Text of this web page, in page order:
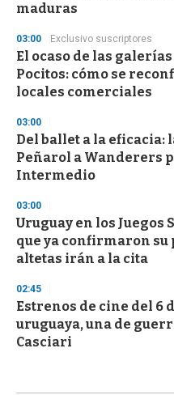
maduras
03:00 Exclusivo suscriptores
El ocaso de las
Pocitos: cómo se
locales comerciales
03:00
Del ballet a la eficacia:
Peñarol a Wanderers
Intermedio
03:00
Uruguay en los Juegos
que ya confirmaron su
altetas irán a la cita
02:45
Estrenos de cine del 6
uruguaya, una de
Casciari